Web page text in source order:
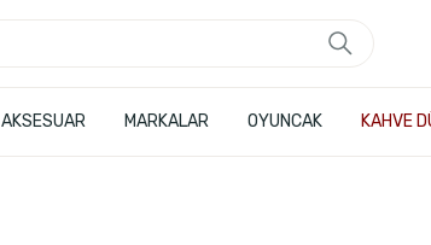
AKSESUAR MARKALAR OYUNCAK KAHVE